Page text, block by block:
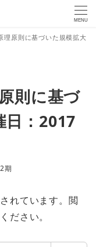
MENU
理原則に基づいた規模拡大
則に基づ
日：2017
期
れています。閲
ださい。